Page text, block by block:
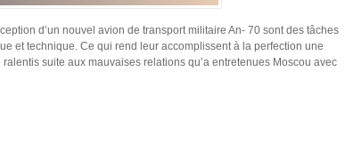
d’un nouvel avion de transport militaire An- 70 sont des tâches
et technique. Ce qui rend leur accomplissent à la perfection une
suite aux mauvaises relations qu’a entretenues Moscou avec